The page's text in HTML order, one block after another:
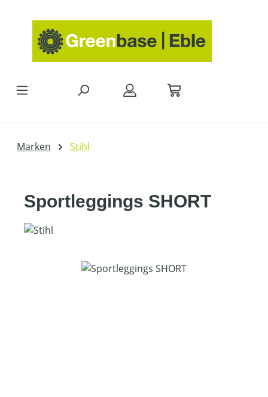
Marken Stihl
Sportleggings SHORT
Bildergalerie überspringen